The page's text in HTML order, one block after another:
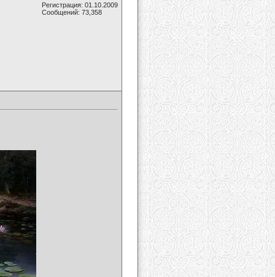
Регистрация: 01.10.2009
Сообщений: 73,358